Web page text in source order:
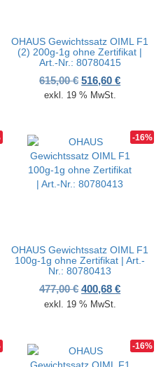
Preis war: 980,00 €
Preis ist: 823,20 €.
OHAUS Gewichtssatz OIML F1
(2) 200g-1g ohne Zertifikat |
Art.-Nr.: 80780415
615,00€ Ursprünglicher
516,60€
exkl. 19 % MwSt.
Preis war: 920,00 €
Preis ist: 772,80 €.
-16%
OHAUS Gewichtssatz OIML F1
100g-1g ohne Zertifikat | Art.-
Nr.: 80780413
477,00€ Ursprünglicher
400,68€
exkl. 19 % MwSt.
-16%